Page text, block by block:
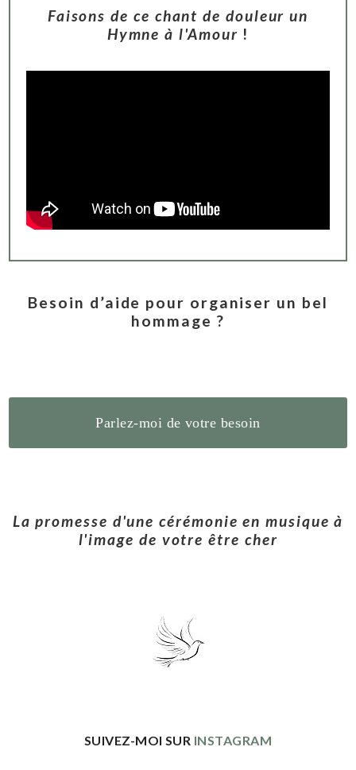
Faisons de ce chant de douleur un
Hymne à l'Amour !
Besoin d’aide pour organiser un bel
hommage ?
Parlez-moi de votre besoin
La promesse d'une cérémonie en musique à
l'image de votre être cher
SUIVEZ-MOI SUR INSTAGRAM